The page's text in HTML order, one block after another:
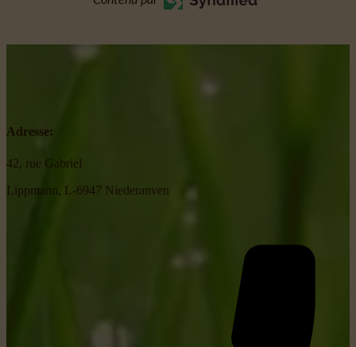
Adresse:
42, rue Gabriel
Lippmann, L-6947 Niederanven